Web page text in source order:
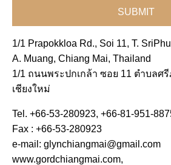
1/1 Prapokkloa Rd., Soi 11, T.
A. Muang, Chiang Mai, Thailand
1/1 ถนนพระปกเกล้า ซอย 11 ตำบลศรี
เชียงใหม่
Tel. +66-53-280923, +66-81-951-
Fax : +66-53-280923
e-mail: glynchiangmai@gmail.com
www.gordchiangmai.com,